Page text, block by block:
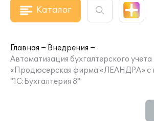
Каталог
Главная
Внедрения
Автоматизация бухгалтерского
«Продюсерская фирма «ЛЕАНДРА» с
"1С:Бухгалтерия 8"